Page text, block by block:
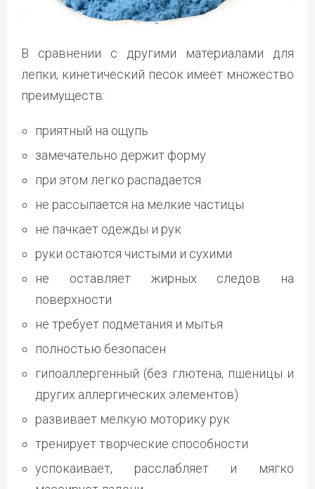
В сравнении с другими материалами для
лепки, кинетический песок имеет множество
преимуществ:
приятный на ощупь
замечательно держит форму
при этом легко распадается
не рассыпается на мелкие частицы
не пачкает одежды и рук
руки остаются чистыми и сухими
не оставляет жирных следов на
поверхности
не требует подметания и мытья
полностью безопасен
гипоаллергенный (без глютена, пшеницы и
других аллергических элементов)
развивает мелкую моторику рук
тренирует творческие способности
успокаивает, расслабляет и мягко